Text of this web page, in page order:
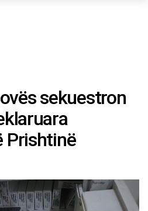
sekuestron
Prishtinë